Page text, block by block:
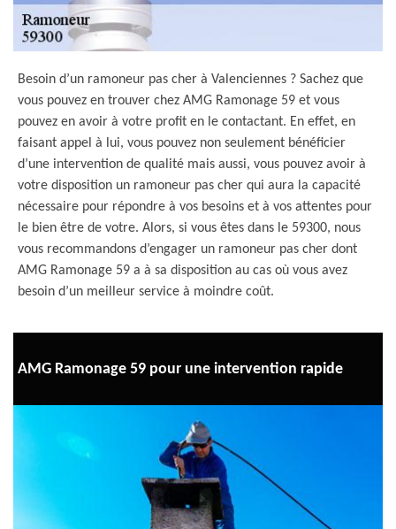
Besoin d’un ramoneur pas cher à Valenciennes ? Sachez que
vous pouvez en trouver chez AMG Ramonage 59 et vous
pouvez en avoir à votre profit en le contactant. En effet, en
faisant appel à lui, vous pouvez non seulement bénéficier
d’une intervention de qualité mais aussi, vous pouvez avoir à
votre disposition un ramoneur pas cher qui aura la capacité
nécessaire pour répondre à vos besoins et à vos attentes pour
le bien être de votre. Alors, si vous êtes dans le 59300, nous
vous recommandons d’engager un ramoneur pas cher dont
AMG Ramonage 59 a à sa disposition au cas où vous avez
besoin d’un meilleur service à moindre coût.
AMG Ramonage 59 pour une intervention rapide